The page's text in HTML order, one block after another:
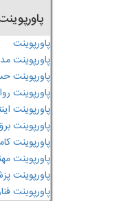
پاورپوینت
پاورپوینت
پاورپوینت
پاورپوینت
پاورپوینت
پاورپوینت
پاورپوینت
پاورپوینت
پاورپوینت
پاورپوینت